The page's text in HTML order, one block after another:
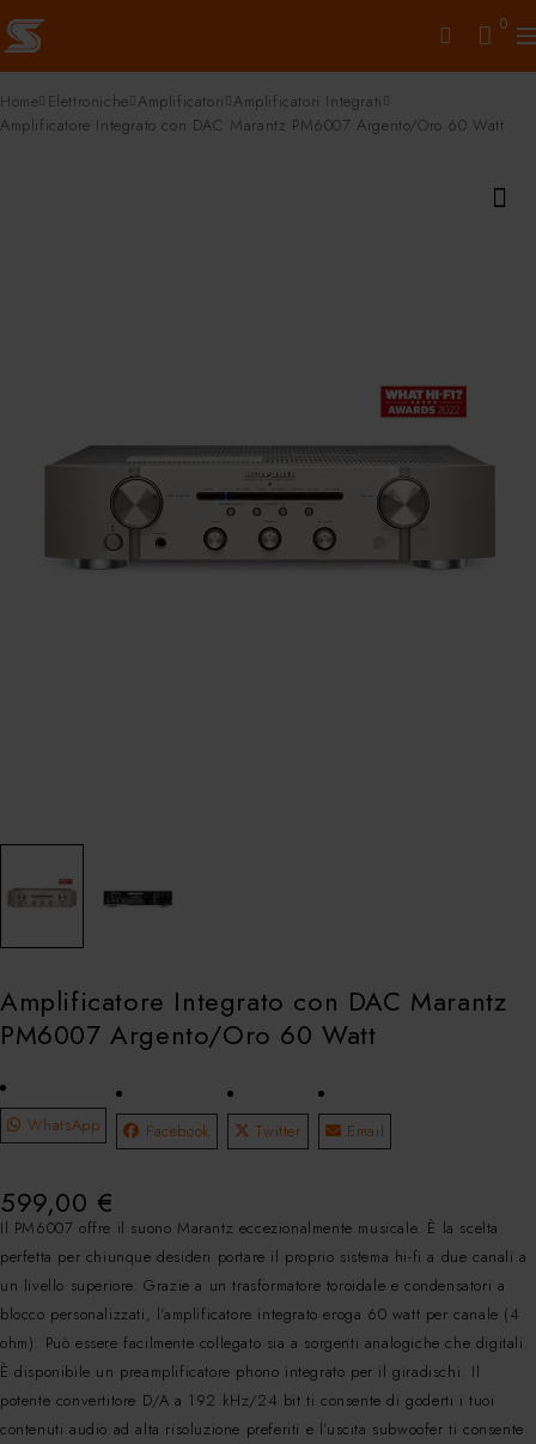
0
Home Elettroniche Amplificatori Amplificatori Integrati
Amplificatore Integrato con DAC Marantz PM6007 Argento/Oro 60 Watt
Amplificatore Integrato con DAC Marantz
PM6007 Argento/Oro 60 Watt
WhatsApp Facebook Twitter Email
599,00 €
Il PM6007 offre il suono Marantz eccezionalmente musicale. È la scelta
perfetta per chiunque desideri portare il proprio sistema hi-fi a due canali a
un livello superiore. Grazie a un trasformatore toroidale e condensatori a
blocco personalizzati, l’amplificatore integrato eroga 60 watt per canale (4
ohm). Può essere facilmente collegato sia a sorgenti analogiche che digitali.
È disponibile un preamplificatore phono integrato per il giradischi. Il
potente convertitore D/A a 192 kHz/24 bit ti consente di goderti i tuoi
contenuti audio ad alta risoluzione preferiti e l’uscita subwoofer ti consente